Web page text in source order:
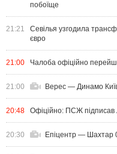
побоїще
21:21
Севілья узгодила
євро
21:00 Чалоба офіційно
21:00 Верес — Динамо
20:48 Офіційно: ПСЖ підписав
20:30 Епіцентр — Шахтар